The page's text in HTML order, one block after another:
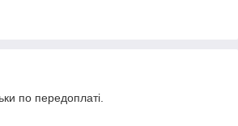
по передоплаті.